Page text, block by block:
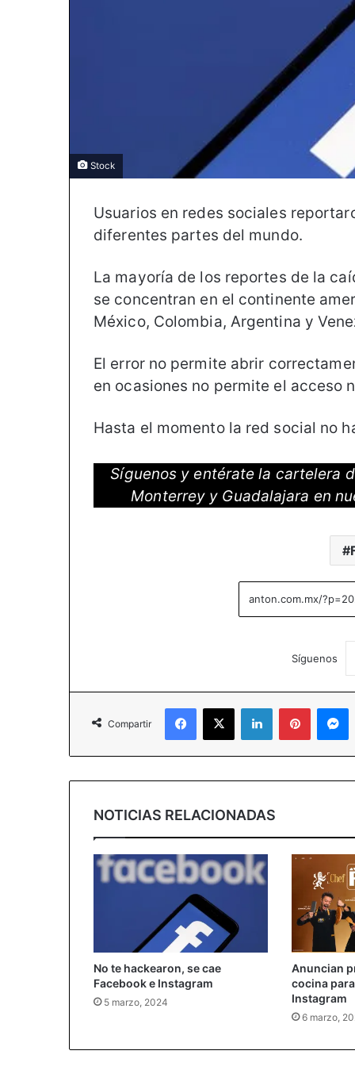
Stock
Usuarios en redes sociales
diferentes partes del mundo.
La mayoría de los reportes de la
se concentran en el continente
México, Colombia, Argentina y
El error no permite abrir
en ocasiones no permite el acceso
Hasta el momento la red social no
Síguenos y entérate la cartelera
Monterrey y Guadalajara en
Síguenos
Compartir
Facebook
X LinkedInPinterest
NOTICIAS RELACIONADAS
No te hackearon, se cae
Facebook e Instagram
5 marzo, 2024
Anuncian
cocina
Instagram
6 marzo,